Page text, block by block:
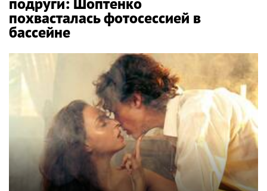
похвасталась фотосессией в
бассейне